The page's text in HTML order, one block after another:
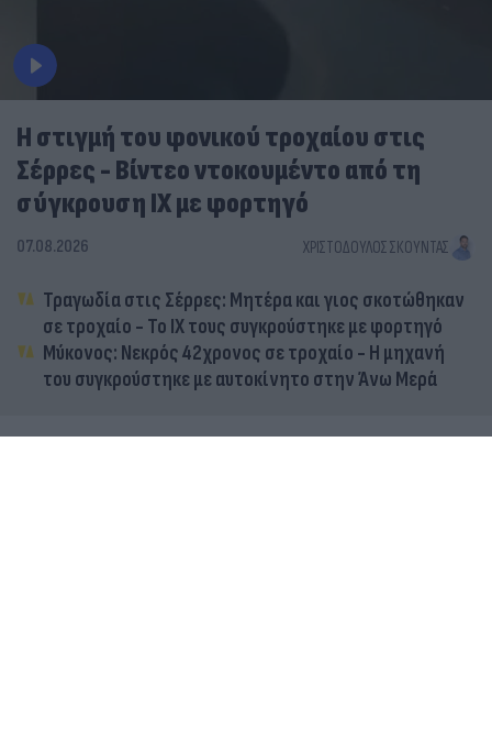
Η στιγμή του φονικού τροχαίου στις
Σέρρες - Βίντεο ντοκουμέντο από τη
σύγκρουση ΙΧ με φορτηγό
07.08.2026 ΧΡΙΣΤΌΔΟΥΛΟΣ ΣΚΟΎΝΤΑΣ
Τραγωδία στις Σέρρες: Μητέρα και γιος σκοτώθηκαν
σε τροχαίο - Το ΙΧ τους συγκρούστηκε με φορτηγό
Μύκονος: Νεκρός 42χρονος σε τροχαίο - Η μηχανή
του συγκρούστηκε με αυτοκίνητο στην Άνω Μερά